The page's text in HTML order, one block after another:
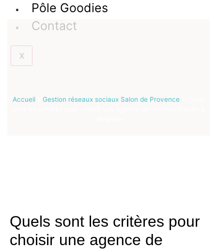
Pôle Goodies
Contact
X
Accueil Gestion réseaux sociaux Salon de Provence
Quels sont les critères pour
choisir une agence de